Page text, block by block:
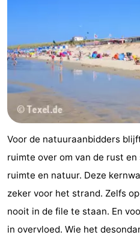
Sluftervallei
Strandhuys
-
Villapark
Residentie
Texel
-
Villapark
Vogelmient
Last
minutes
Strand
Zien
doen
Bezienswaardigheden
-
Voor de natuuraanbidders
ruimte over om van de rust
ruimte en natuur. Deze
zeker voor het strand. Zelfs
nooit in de file te staan. En
in overvloed. Wie het